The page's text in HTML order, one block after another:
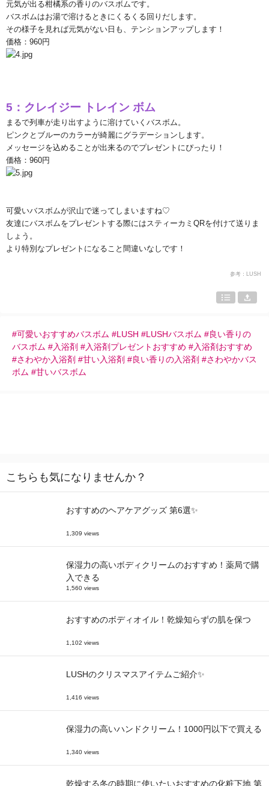
元気が出る柑橘系の香りのバスボムです。
バスボムはお湯で溶けるときにくるくる回りだします。
その様子を見れば元気がない日も、テンションアップします！
価格： 960円
5 ：クレイジー トレイン ボム
まるで列車が走り出すように溶けていくバスボム。
ピンクとブルーのカラーが綺麗にグラデーションします。
メッセージを込めることが出来るのでプレゼントにぴったり！
価格： 960円
可愛いバスボムが沢山で迷ってしまいますね♡
友達にバスボムをプレゼントする際にはスティーカミ QRを付けて送りま
しょう。
より特別なプレゼントになること間違いなしです！
参考：LUSH
#可愛いおすすめバスボム #LUSH #LUSHバスボム #良い香りの
バスボム #入浴剤 #入浴剤プレゼントおすすめ #入浴剤おすすめ
#さわやか入浴剤 #甘い入浴剤 #良い香りの入浴剤 #さわやかバス
ボム #甘いバスボム
こちらも気になりませんか？
おすすめのヘアケアグッズ 第6選✨
1,309 views
保湿力の高いボディクリームのおすすめ！薬局で購
入できる
1,560 views
おすすめのボディオイル！乾燥知らずの肌を保つ
1,102 views
LUSHのクリスマスアイテムご紹介✨
1,416 views
保湿力の高いハンドクリーム！1000円以下で買える
1,340 views
乾燥する冬の時期に使いたいおすすめの化粧下地 第